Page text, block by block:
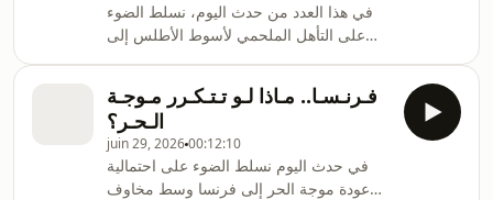
في هذا العدد من حدث اليوم، نسلط الضوء
على التأهل الملحمي لأسوط الأطلس إلى
للنسخة الثالثة على التوالي من المونديال.
فـرنـسـا.. مـاذا لـو تـتـكـرر مـوجـة
الـحـر؟
juin 29, 202600:12:10
في حدث اليوم نسلط الضوء على احتمالية
عودة موجة الحر إلى فرنسا وسط مخاوف